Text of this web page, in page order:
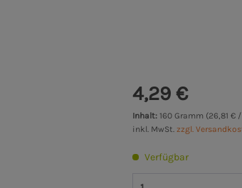
4,29 €
Inhalt:160 Gramm (26,81 €
inkl. MwSt.zzgl.
Verfügbar